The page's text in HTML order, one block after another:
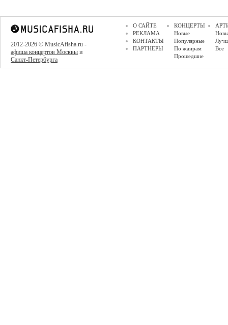
2012-2026 © MusicAfisha.ru -
афиша концертов Москвы и
Санкт-Петербурга
О САЙТЕ
РЕКЛАМА
КОНТАКТЫ
ПАРТНЕРЫ
КОНЦЕРТЫ
Новые
Популярные
По жанрам
Прошедшие
Все